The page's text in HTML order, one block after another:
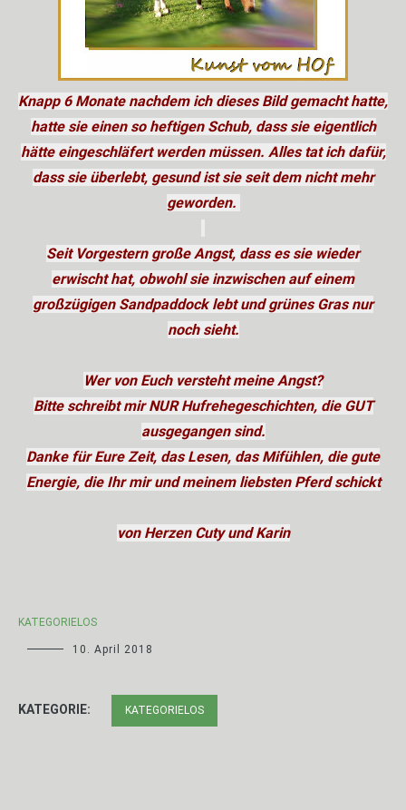
Knapp 6 Monate nachdem ich dieses Bild gemacht hatte,
hatte sie einen so heftigen Schub, dass sie eigentlich
hätte eingeschläfert werden müssen. Alles tat ich dafür,
dass sie überlebt, gesund ist sie seit dem nicht mehr
geworden.
Seit Vorgestern große Angst, dass es sie wieder
erwischt hat, obwohl sie inzwischen auf einem
großzügigen Sandpaddock lebt und grünes Gras nur
noch sieht.
Wer von Euch versteht meine Angst?
Bitte schreibt mir NUR Hufrehegeschichten, die GUT
ausgegangen sind.
Danke für Eure Zeit, das Lesen, das Mifühlen, die gute
Energie, die Ihr mir und meinem liebsten Pferd schickt
von Herzen Cuty und Karin
KATEGORIELOS
10. April 2018
KATEGORIE: KATEGORIELOS